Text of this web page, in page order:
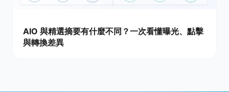
AIO 與精選摘要有什麼不同？一次看懂曝光、點擊
與轉換差異